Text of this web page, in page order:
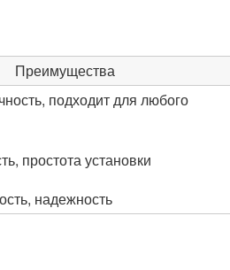
Преимущества
подходит для любого
простота установки
надежность